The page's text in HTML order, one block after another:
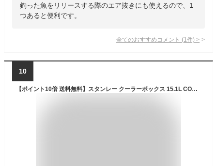
釣った魚をリリースする際のエア抜きにも使えるので、1
つあると便利です。
全てのおすすめコメント (1 件) >
10
【ポイント10倍 送料無料】スタンレー クーラーボックス 15.1L COOLER BOX 2020年新型 ハンドル付 保冷 収納 シンプル 椅子 最強 クーラー ボックス アウトドア キャンプ 釣り 外遊び スポーツ観戦 運動会 お花見 レジャー 花火 スタンレー ギフト 緑 グリーン 白